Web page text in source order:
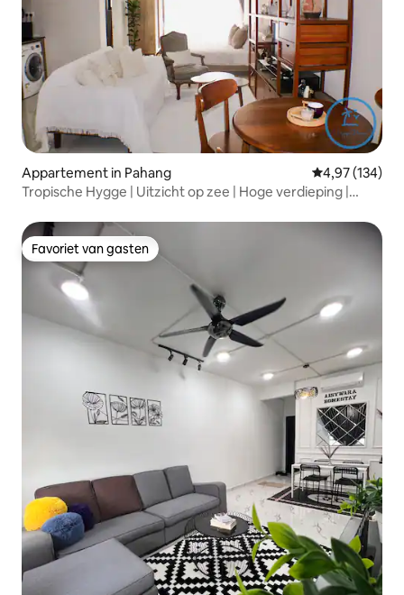
Appartement in Pahang Gemiddelde
4,97 (134)
Tropische Hygge | Uitzicht op zee | Hoge verdieping |
Favoriet van gasten
Favoriet van gasten